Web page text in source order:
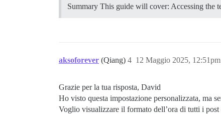
Summary This guide will cover: Accessing
aksoforever (Qiang) 12 Maggio 2025, 12:51pm
4
Grazie per la tua risposta, David
Ho visto questa impostazione personalizzata, ma
Voglio visualizzare il formato dell’ora di tutti i